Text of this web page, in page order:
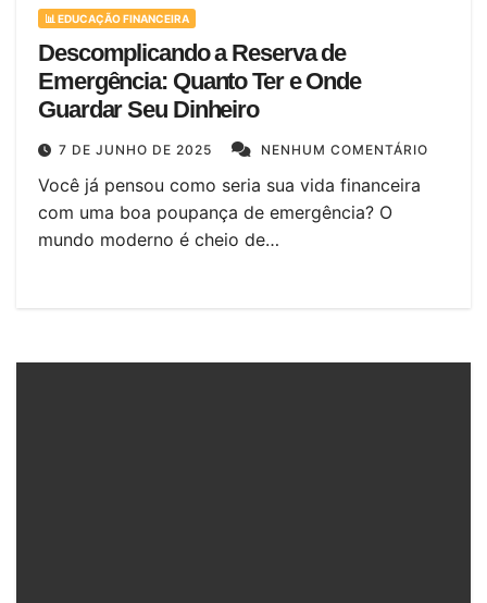
📊 EDUCAÇÃO FINANCEIRA
Descomplicando a Reserva de
Emergência: Quanto Ter e Onde
Guardar Seu Dinheiro
7 DE JUNHO DE 2025 NENHUM COMENTÁRIO
Você já pensou como seria sua vida financeira
com uma boa poupança de emergência? O
mundo moderno é cheio de…